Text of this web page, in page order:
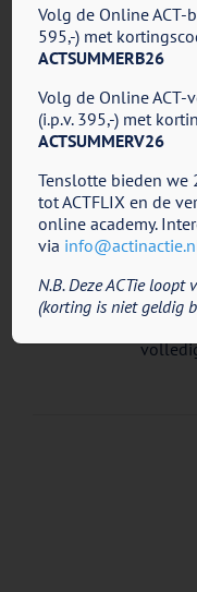
25
06, 2026
ACT
DNA-V
Nieuws |
ik zo
op de
ik
was
Volg de Online ACT-
595,-) met
ACTSUMMERB26
Volg de Online ACT-
(i.p.v. 395,-) met
ACTSUMMERV26
Tenslotte bieden we
tot ACTFLIX en de
online academy.
via
N.B. Deze ACTie
(korting is niet geldig